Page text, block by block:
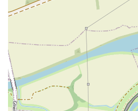
Suomi
Zamknij